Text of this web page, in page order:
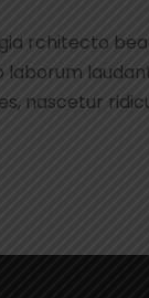
rchitecto
nascetur